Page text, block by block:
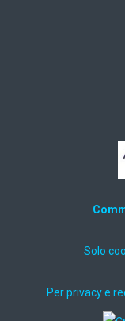
Solo
Per privacy e